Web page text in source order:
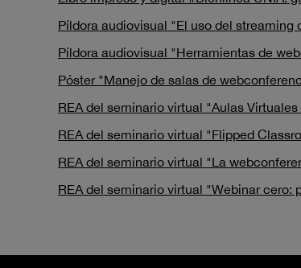
Píldora audiovisual "El uso del
Píldora audiovisual "Herramientas de
Póster "Manejo de salas de
REA del seminario virtual "Aulas
REA del seminario virtual "Flipped
REA del seminario virtual "La
REA del seminario virtual "Webinar cero: